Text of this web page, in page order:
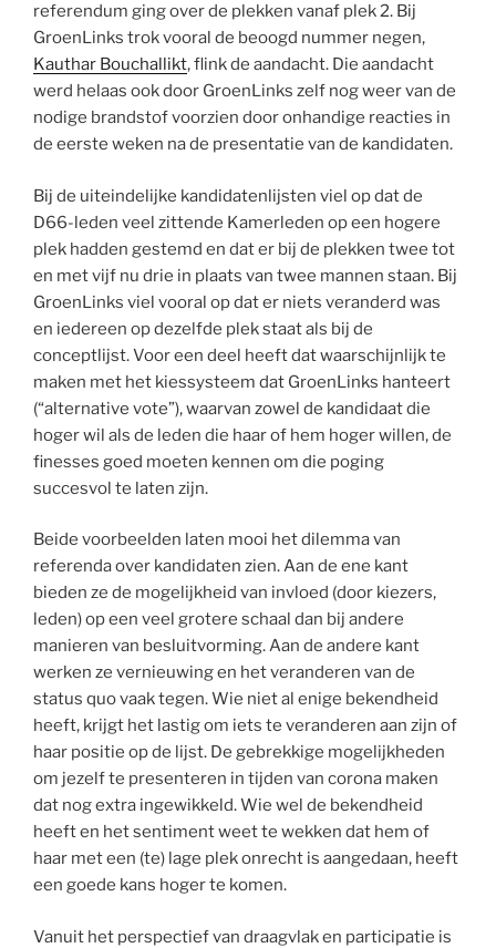
referendum ging over de plekken vanaf plek 2. Bij
GroenLinks trok vooral de beoogd nummer negen,
Kauthar Bouchallikt, flink de aandacht. Die aandacht
werd helaas ook door GroenLinks zelf nog weer van de
nodige brandstof voorzien door onhandige reacties in
de eerste weken na de presentatie van de kandidaten.
Bij de uiteindelijke kandidatenlijsten viel op dat de
D66-leden veel zittende Kamerleden op een hogere
plek hadden gestemd en dat er bij de plekken twee tot
en met vijf nu drie in plaats van twee mannen staan. Bij
GroenLinks viel vooral op dat er niets veranderd was
en iedereen op dezelfde plek staat als bij de
conceptlijst. Voor een deel heeft dat waarschijnlijk te
maken met het kiessysteem dat GroenLinks hanteert
(“alternative vote”), waarvan zowel de kandidaat die
hoger wil als de leden die haar of hem hoger willen, de
finesses goed moeten kennen om die poging
succesvol te laten zijn.
Beide voorbeelden laten mooi het dilemma van
referenda over kandidaten zien. Aan de ene kant
bieden ze de mogelijkheid van invloed (door kiezers,
leden) op een veel grotere schaal dan bij andere
manieren van besluitvorming. Aan de andere kant
werken ze vernieuwing en het veranderen van de
status quo vaak tegen. Wie niet al enige bekendheid
heeft, krijgt het lastig om iets te veranderen aan zijn of
haar positie op de lijst. De gebrekkige mogelijkheden
om jezelf te presenteren in tijden van corona maken
dat nog extra ingewikkeld. Wie wel de bekendheid
heeft en het sentiment weet te wekken dat hem of
haar met een (te) lage plek onrecht is aangedaan, heeft
een goede kans hoger te komen.
Vanuit het perspectief van draagvlak en participatie is